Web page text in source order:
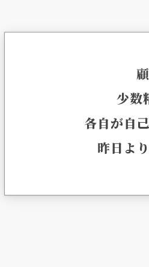
少数
各自が自
昨日よ